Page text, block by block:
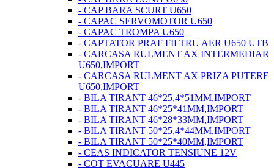
- CAP BARA SCURT U650
- CAPAC SERVOMOTOR U650
- CAPAC TROMPA U650
- CAPTATOR PRAF FILTRU AER U650 UTB
- CARCASA RULMENT AX INTERMEDIAR
U650,IMPORT
- CARCASA RULMENT AX PRIZA PUTERE
U650,IMPORT
- BILA TIRANT 46*25,4*51MM,IMPORT
- BILA TIRANT 46*25*41MM,IMPORT
- BILA TIRANT 46*28*33MM,IMPORT
- BILA TIRANT 50*25,4*44MM,IMPORT
- BILA TIRANT 50*25*40MM,IMPORT
- CEAS INDICATOR TENSIUNE 12V
- COT EVACUARE U445